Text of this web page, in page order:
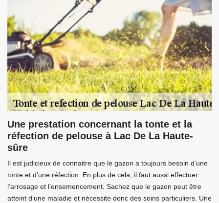
Une prestation concernant la tonte et la
réfection de pelouse à Lac De La Haute-
sûre
Il est judicieux de connaitre que le gazon a toujours besoin d’une
tonte et d’une réfection. En plus de cela, il faut aussi effectuer
l’arrosage et l’ensemencement. Sachez que le gazon peut être
atteint d’une maladie et nécessite donc des soins particuliers. Une